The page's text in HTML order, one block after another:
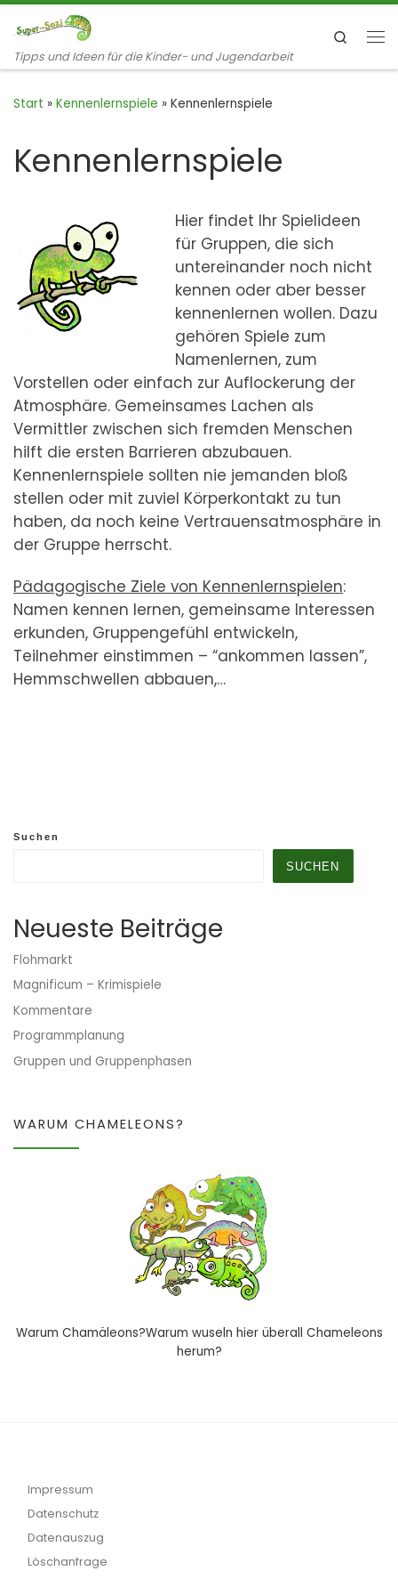
Zum Inhalt springen
Tipps und Ideen für die Kinder- und Jugendarbeit
Search
Start » Kennenlernspiele » Kennenlernspiele
Kennenlernspiele
Hier findet Ihr Spielideen
für Gruppen, die sich
untereinander noch nicht
kennen oder aber besser
kennenlernen wollen. Dazu
gehören Spiele zum
Namenlernen, zum
Vorstellen oder einfach zur Auflockerung der
Atmosphäre. Gemeinsames Lachen als
Vermittler zwischen sich fremden Menschen
hilft die ersten Barrieren abzubauen.
Kennenlernspiele sollten nie jemanden bloß
stellen oder mit zuviel Körperkontakt zu tun
haben, da noch keine Vertrauensatmosphäre in
der Gruppe herrscht.
Pädagogische Ziele von Kennenlernspielen:
Namen kennen lernen, gemeinsame Interessen
erkunden, Gruppengefühl entwickeln,
Teilnehmer einstimmen – “ankommen lassen”,
Hemmschwellen abbauen,…
Suchen
SUCHEN
Neueste Beiträge
Flohmarkt
Magnificum – Krimispiele
Kommentare
Programmplanung
Gruppen und Gruppenphasen
WARUM CHAMELEONS?
Warum Chamäleons?Warum wuseln hier überall Chameleons
herum?
Impressum
Datenschutz
Datenauszug
Löschanfrage